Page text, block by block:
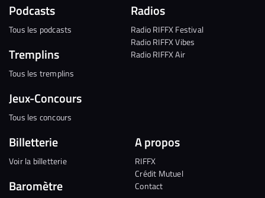
Podcasts
Tous les podcasts
Tremplins
Tous les tremplins
Jeux-Concours
Tous les concours
Radios
Radio RIFFX Festival
Radio RIFFX Vibes
Radio RIFFX Air
Billetterie
Voir la billetterie
Baromètre
A propos
RIFFX
Crédit Mutuel
Contact